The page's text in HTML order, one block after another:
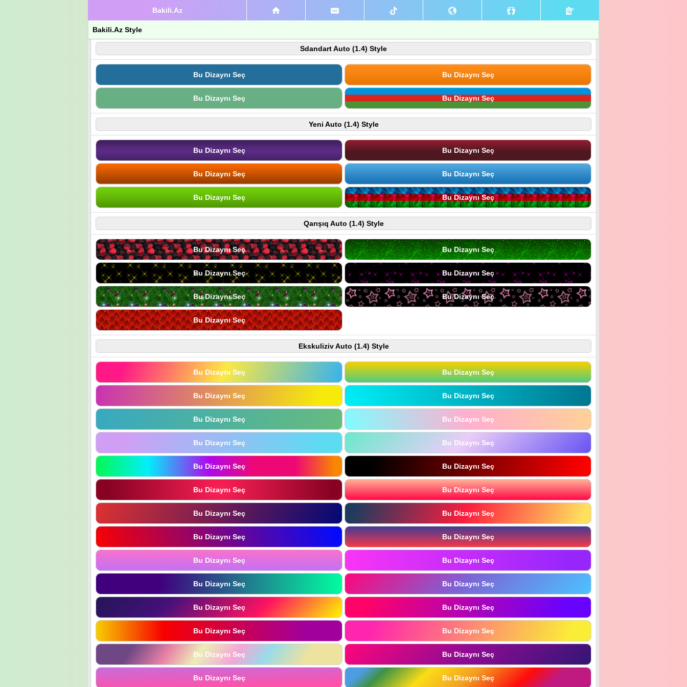
Bakili.Az
Bakili.Az Style
Sdandart Auto (1.4) Style
Bu Dizaynı Seç Bu Dizaynı Seç
Bu Dizaynı Seç Bu Dizaynı Seç
Yeni Auto (1.4) Style
Bu Dizaynı Seç Bu Dizaynı Seç
Bu Dizaynı Seç Bu Dizaynı Seç
Bu Dizaynı Seç Bu Dizaynı Seç
Qarışıq Auto (1.4) Style
Bu Dizaynı Seç Bu Dizaynı Seç
Bu Dizaynı Seç Bu Dizaynı Seç
Bu Dizaynı Seç Bu Dizaynı Seç
Bu Dizaynı Seç
Ekskuliziv Auto (1.4) Style
Bu Dizaynı Seç Bu Dizaynı Seç
Bu Dizaynı Seç Bu Dizaynı Seç
Bu Dizaynı Seç Bu Dizaynı Seç
Bu Dizaynı Seç Bu Dizaynı Seç
Bu Dizaynı Seç Bu Dizaynı Seç
Bu Dizaynı Seç Bu Dizaynı Seç
Bu Dizaynı Seç Bu Dizaynı Seç
Bu Dizaynı Seç Bu Dizaynı Seç
Bu Dizaynı Seç Bu Dizaynı Seç
Bu Dizaynı Seç Bu Dizaynı Seç
Bu Dizaynı Seç Bu Dizaynı Seç
Bu Dizaynı Seç Bu Dizaynı Seç
Bu Dizaynı Seç Bu Dizaynı Seç
Bu Dizaynı Seç Bu Dizaynı Seç